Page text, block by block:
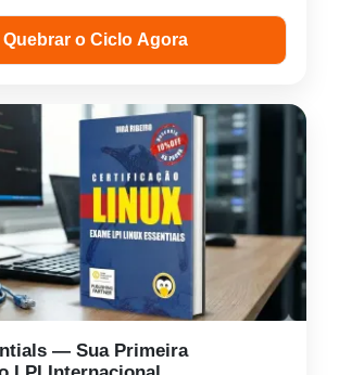
Quebrar o Ciclo Agora
— Sua Primeira